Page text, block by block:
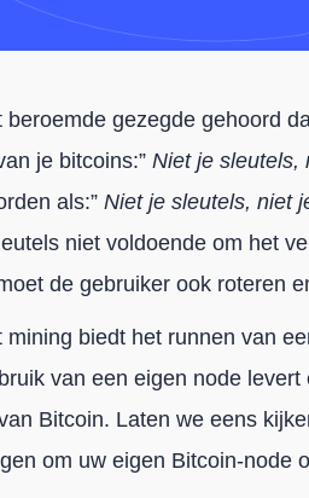
gezegde gehoord
je bitcoins:” Niet je sleutels,
als:” Niet je sleutels, niet
niet voldoende om het
de gebruiker ook roteren
mining biedt het runnen van
van een eigen node
Bitcoin. Laten we eens
om uw eigen Bitcoin-node